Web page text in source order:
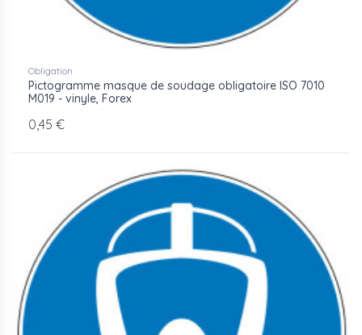
Obligation
Pictogramme masque de soudage obligatoire ISO 7010
M019 - vinyle, Forex
0,45 €